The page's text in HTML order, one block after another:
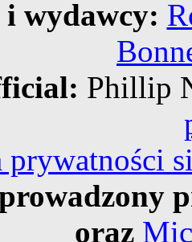
wydawcy:
Phillip
oraz